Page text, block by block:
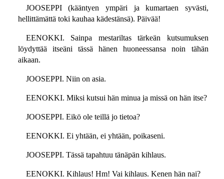
JOOSEPPI (kääntyen ympäri ja kumartaen syvästi,
hellittämättä toki kauhaa kädestänsä). Päivää!
EENOKKI. Sainpa mestariltas tärkeän kutsumuksen
löydyttää itseäni tässä hänen huoneessansa noin tähän
aikaan.
JOOSEPPI. Niin on asia.
EENOKKI. Miksi kutsui hän minua ja missä on hän itse?
JOOSEPPI. Eikö ole teillä jo tietoa?
EENOKKI. Ei yhtään, ei yhtään, poikaseni.
JOOSEPPI. Tässä tapahtuu tänäpän kihlaus.
EENOKKI. Kihlaus! Hm! Vai kihlaus. Kenen hän nai?